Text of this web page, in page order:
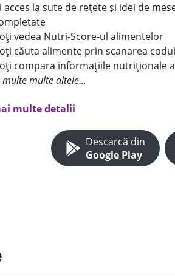
acces la sute de rețete și idei de
vedea Nutri-Score-ul alimentelor
căuta alimente prin scanarea
compara informațiile nutriționale
multe multe altele...
multe detalii
Descarcă din
Google Play